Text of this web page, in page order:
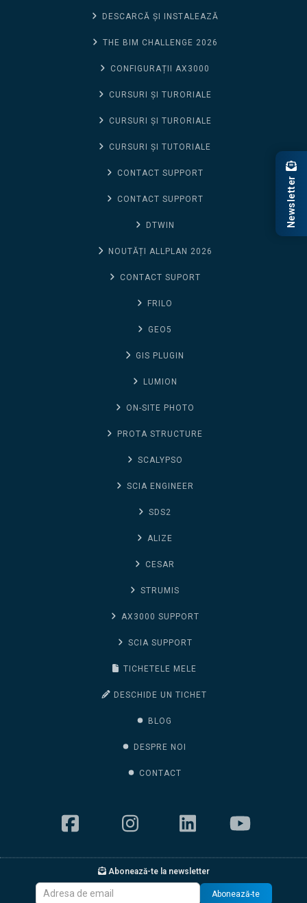
DESCARCĂ ȘI INSTALEAZĂ
THE BIM CHALLENGE 2026
CONFIGURAȚII AX3000
CURSURI ȘI TURORIALE
CURSURI ȘI TURORIALE
CURSURI ȘI TUTORIALE
CONTACT SUPPORT
CONTACT SUPPORT
DTWIN
NOUTĂȚI ALLPLAN 2026
CONTACT SUPORT
FRILO
GEO5
GIS PLUGIN
LUMION
ON-SITE PHOTO
PROTA STRUCTURE
SCALYPSO
SCIA ENGINEER
SDS2
ALIZE
CESAR
STRUMIS
AX3000 SUPPORT
SCIA SUPPORT
TICHETELE MELE
DESCHIDE UN TICHET
BLOG
DESPRE NOI
CONTACT
Abonează-te la newsletter
Abonează-te
Newsletter